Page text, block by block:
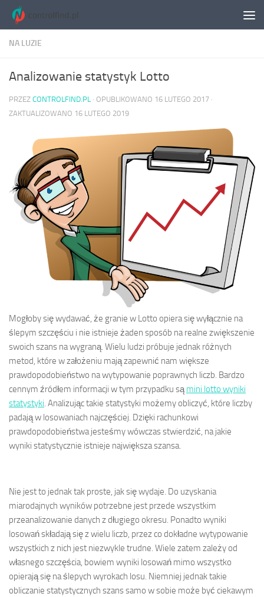
Skip to content
NA LUZIE
Analizowanie statystyk Lotto
PRZEZ CONTROLFIND.PL · OPUBLIKOWANO 16 LUTEGO 2017 ·
ZAKTUALIZOWANO 16 LUTEGO 2019
Mogłoby się wydawać, że granie w Lotto opiera się wyłącznie na
ślepym szczęściu i nie istnieje żaden sposób na realne zwiększenie
swoich szans na wygraną. Wielu ludzi próbuje jednak różnych
metod, które w założeniu mają zapewnić nam większe
prawdopodobieństwo na wytypowanie poprawnych liczb. Bardzo
cennym źródłem informacji w tym przypadku sąmini lotto wyniki
statystyki. Analizując takie statystyki możemy obliczyć, które liczby
padają w losowaniach najczęściej. Dzięki rachunkowi
prawdopodobieństwa jesteśmy wówczas stwierdzić, na jakie
wyniki statystycznie istnieje największa szansa.
Nie jest to jednak tak proste, jak się wydaje. Do uzyskania
miarodajnych wyników potrzebne jest przede wszystkim
przeanalizowanie danych z długiego okresu. Ponadto wyniki
losowań składają się z wielu liczb, przez co dokładne wytypowanie
wszystkich z nich jest niezwykle trudne. Wiele zatem zależy od
własnego szczęścia, bowiem wyniki losowań mimo wszystko
opierają się na ślepych wyrokach losu. Niemniej jednak takie
obliczanie statystycznych szans samo w sobie może być ciekawym